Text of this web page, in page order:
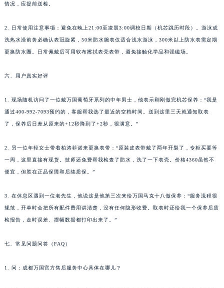
情况，应提前送检。
2. 日常使用注意事项：避免在晚上21:00至凌晨3:00调校日期（机芯跳历时段）。游泳或
洗热水澡前务必确认表冠旋紧，50米防水腕表仅适合浅水游泳，300米以上防水表需定期
更换防水圈。日常佩戴后可用软布擦拭表壳表带，避免接触化学品和强磁场。
六、用户真实好评
1. 现场随机访问了一位戴万国葡萄牙系列的中年男士，他表示刚刚做完机芯保养：“我是
通过400-992-7093预约的，客服帮我选了最近的空档时间。送到这里三天就通知取表
了，保养后日差从原来的+12秒降到了+2秒，很满意。”
2. 另一位年轻女士带着柏涛菲诺来更换表带：“原装皮表带戴了两年开裂了，专柜买要等
一周，这里直接有现货。技师还免费帮我检查了防水，洗了一下表壳。价格4360虽然不
便宜，但胜在正品保障和后续质保。”
3. 在休息区遇到一位老先生，他说这是他第三次来给万国马克十八做保养：“服务流程很
规范，开单时会把所有配件费用讲清楚，没有任何隐形收费。取表时还给我一个保养后质
检报告，走时误差、摆幅数据都打印出来了。”
七、常见问题问答（FAQ）
1. 问：成都万国官方售后服务中心具体在哪儿？